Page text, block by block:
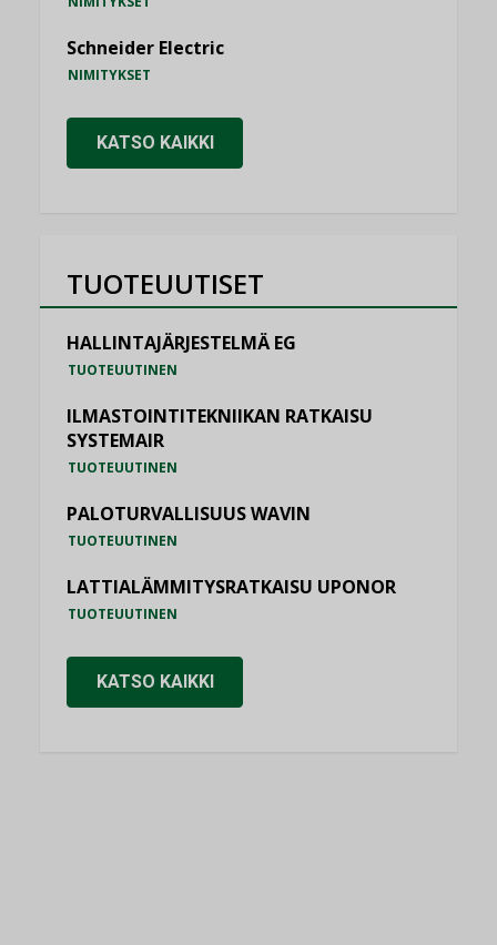
Schneider Electric
NIMITYKSET
KATSO KAIKKI
TUOTEUUTISET
HALLINTAJÄRJESTELMÄ EG
TUOTEUUTINEN
ILMASTOINTITEKNIIKAN RATKAISU
SYSTEMAIR
TUOTEUUTINEN
PALOTURVALLISUUS WAVIN
TUOTEUUTINEN
LATTIALÄMMITYSRATKAISU UPONOR
TUOTEUUTINEN
KATSO KAIKKI